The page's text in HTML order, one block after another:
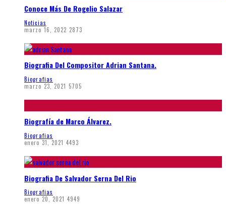
Conoce Más De Rogelio Salazar
Noticias
marzo 16, 2022 2873
Biografia Del Compositor Adrian Santana.
Biografias
marzo 23, 2021 5705
Biografía de Marco Álvarez.
Biografias
enero 31, 2021 4493
Biografia De Salvador Serna Del Rio
Biografias
enero 20, 2021 4949